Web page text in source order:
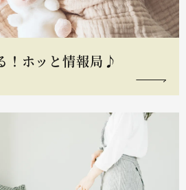
！ホッと情報局♪